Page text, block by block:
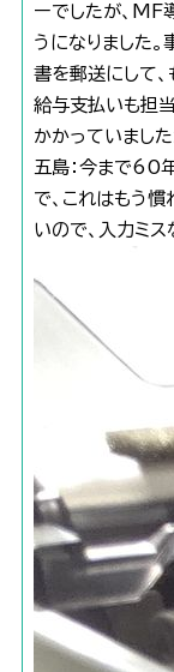
ーでしたが、MF
うになりました
書を郵送にして、
給与支払いも担
かかっていまし
五島：今まで60
で、これはもう
いので、入力ミス